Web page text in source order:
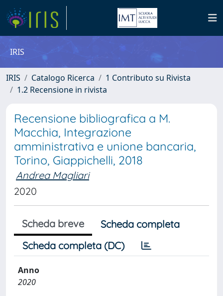
IRIS
IRIS Catalogo Ricerca
1 Contributo su Rivista
1.2 Recensione in rivista
Recensione bibliografica a M.
Macchia, Integrazione
amministrativa e unione bancaria,
Torino, Giappichelli, 2018
Andrea Magliari
2020
Scheda breve
Scheda completa
Scheda completa (DC)
Anno
2020